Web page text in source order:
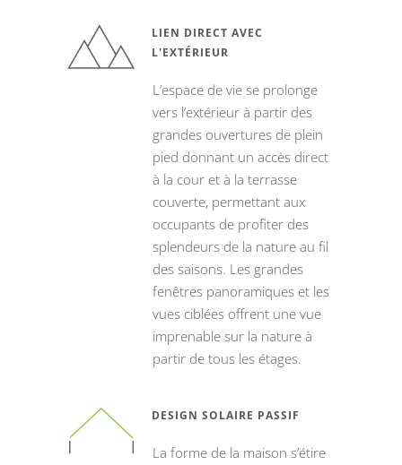
LIEN DIRECT AVEC
L'EXTÉRIEUR
L’espace de vie se prolonge
vers l’extérieur à partir des
grandes ouvertures de plein
pied donnant un accès direct
à la cour et à la terrasse
couverte, permettant aux
occupants de profiter des
splendeurs de la nature au fil
des saisons. Les grandes
fenêtres panoramiques et les
vues ciblées offrent une vue
imprenable sur la nature à
partir de tous les étages.
DESIGN SOLAIRE PASSIF
La forme de la maison s’étire